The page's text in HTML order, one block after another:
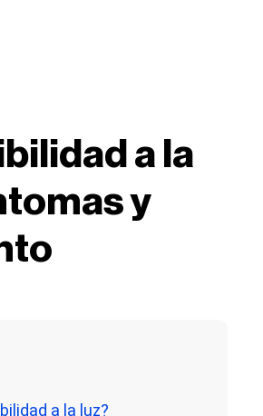
a la
y
a la luz?